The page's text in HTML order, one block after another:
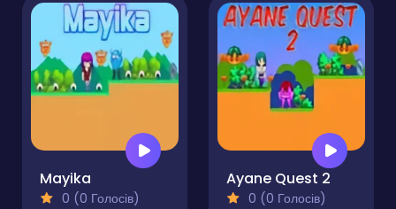
Mayika
0 (0 Голосів)
Ayane Quest 2
0 (0 Голосів)